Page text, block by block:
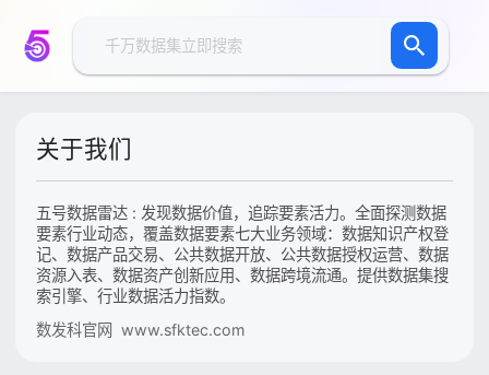
关于我们
五号数据雷达 : 发现数据价值，追踪要素活力。全面探测数据
要素行业动态，覆盖数据要素七大业务领域：数据知识产权登
记、数据产品交易、公共数据开放、公共数据授权运营、数据
资源入表、数据资产创新应用、数据跨境流通。提供数据集搜
索引擎、行业数据活力指数。
数发科官网 www.sfktec.com